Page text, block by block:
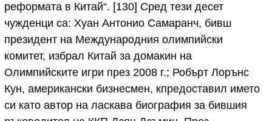
реформата в Китай“. [130] Сред тези десет
чужденци са: Хуан Антонио Самаранч, бивш
президент на Международния олимпийски
комитет, избрал Китай за домакин на
Олимпийските игри през 2008 г.; Робърт Лорънс
Кун, американски бизнесмен, кпредоставил името
си като автор на ласкава биография за бившия